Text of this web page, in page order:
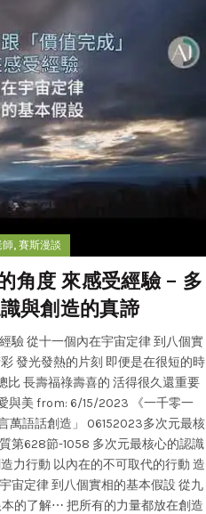
師, 賽斯漫談
角度 來感受經驗 – 多
與創造的真諦
驗 從十一個內在宇宙定律 到八個實
發光發熱的片刻 即便是在很短的時
比 長壽福祿壽喜的 活得很久還重要
與美 from: 6/15/2023 《一千零一
萬語話創造」 06152023多次元最核
第628節-1058 多次元最核心的認識
力行動 以內在的不可取代的行動 造
宙定律 到八個實相的基本假設 從九
的了解⋯ 把所有的力量都放在創造